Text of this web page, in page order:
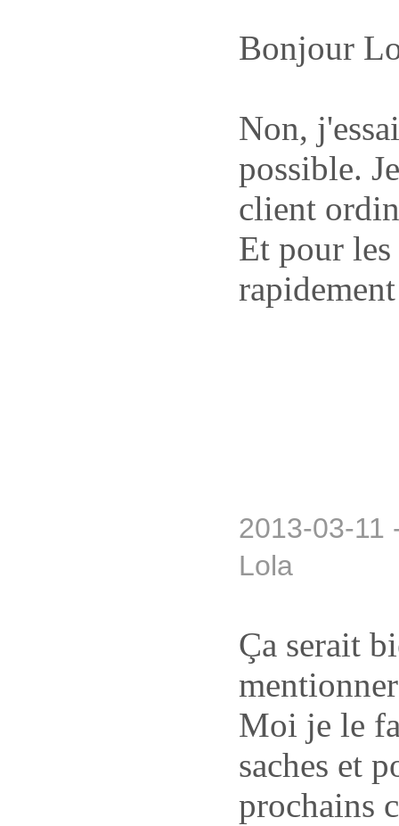
Bonjour
Non,
possible.
client
Et pour
2013-03-11
Lola
Ça serait
Moi je le
saches et
prochains